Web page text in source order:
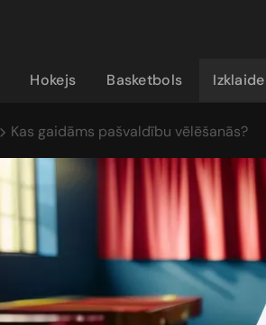
Hokejs Basketbols Izklaide
Kas gaidāms pašvaldību vēlēšanās?